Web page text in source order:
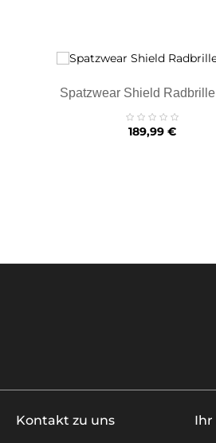
Spatzwear Shield
Preis
189,99 €
Kontakt zu uns Ihr